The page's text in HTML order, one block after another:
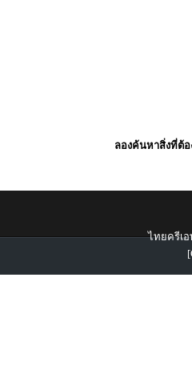
ลองค้นหาสิ่งที่ต้อ
ไทยครีเอ
[